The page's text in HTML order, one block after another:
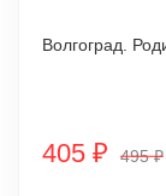
Волгоград.
405 ₽ 495₽